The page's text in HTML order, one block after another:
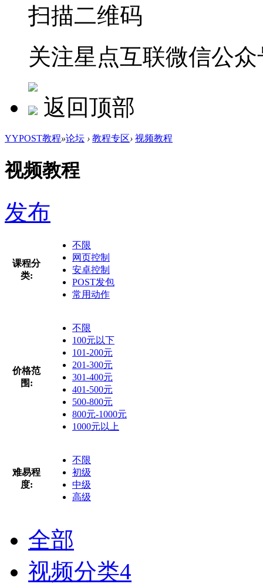
扫描二维码
关注星点互联微信公众
返回顶部
YYPOST教程»论坛 › 教程专区› 视频教程
视频教程
发布
课程分
类:
不限
网页控制
安卓控制
POST发包
常用动作
价格范
围:
不限
100元以下
101-200元
201-300元
301-400元
401-500元
500-800元
800元-1000元
1000元以上
难易程
度:
不限
初级
中级
高级
全部
视频分类4